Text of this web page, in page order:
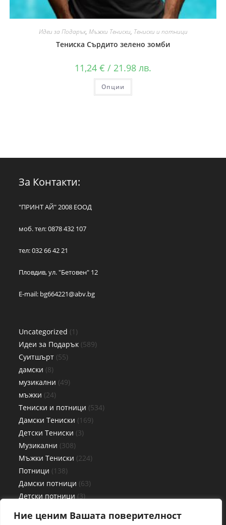
Ние ценим Вашата поверителност
Идеи за Подарък, Мъжки Тениски, Тениски и потници
Тениска Сърдито зелено зомби
11,24 € / 21.98 лв.
Опции
За Контакти:
"ПРИНТ АЙ" 2008 ЕООД
моб. тел: 0878 432 107
тел: 032 66 42 21
Пловдив, ул. "Бетовен" 12
E-mail: bg664221@abv.bg
Uncategorized 1
Идеи за Подарък 589
Суитшърт 55
дамски 8
музикални 49
мъжки 24
Тениски и потници 534
Дамски Тениски 169
Детски Тениски 3
Музикални 308
Мъжки Тениски 224
Потници 138
Дамски потници 63
Детски потници 3
Чаши 27